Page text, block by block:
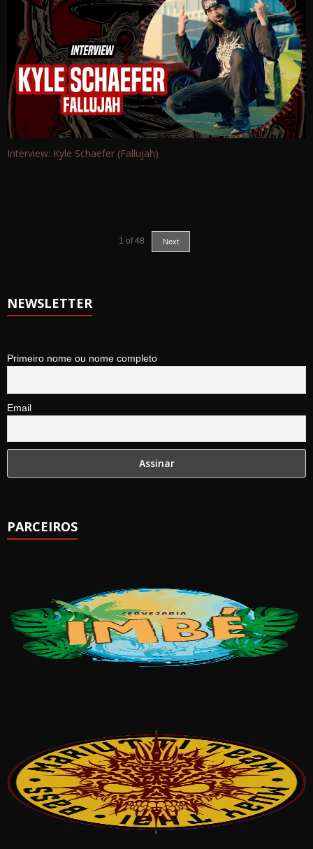
Interview: Kyle Schaefer (Fallujah)
1 of 48 Next
NEWSLETTER
Primeiro nome ou nome completo
Email
PARCEIROS